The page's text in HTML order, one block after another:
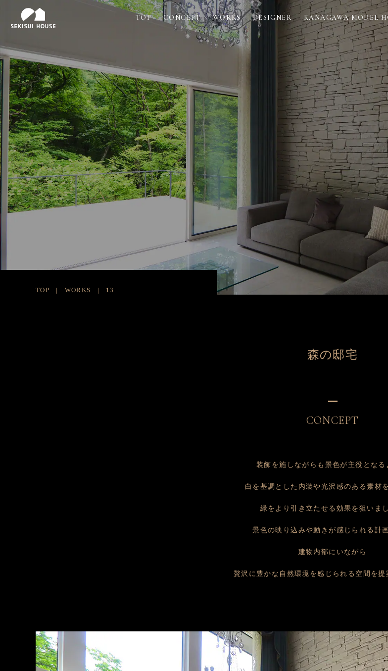
TOP CONCEPT WORKS DESIGNER KANAGAWA MODEL
TOP WORKS 13
森の邸宅
CONCEPT
装飾を施しながらも景色が主役となる
白を基調とした内装や光沢感のある素材
緑をより引き立たせる効果を狙いまし
景色の映り込みや動きが感じられる計
建物内部にいながら
贅沢に豊かな自然環境を感じられる空間を提